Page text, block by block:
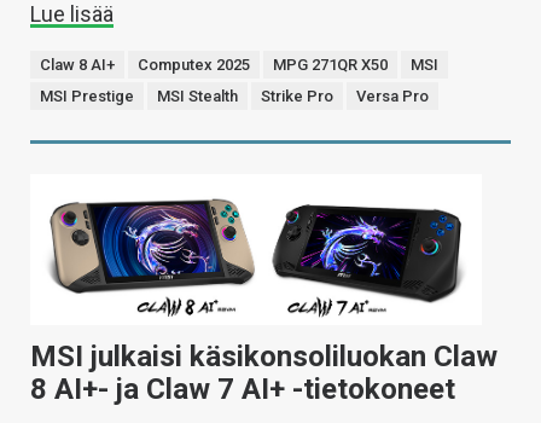
Lue lisää
Claw 8 AI+ Computex 2025 MPG 271QR X50
MSI
MSI Prestige
MSI Stealth Strike Pro Versa Pro
MSI julkaisi käsikonsoliluokan Claw
8 AI+- ja Claw 7 AI+ -tietokoneet